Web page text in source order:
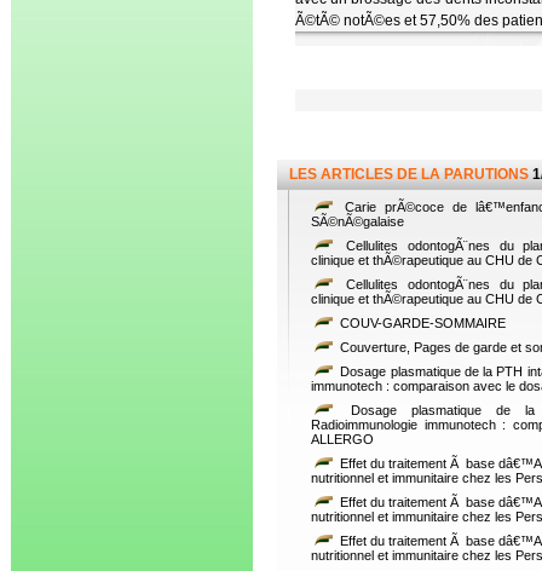
Ã©tÃ© notÃ©es et 57,50% des
LES ARTICLES DE LA PARUTIONS
Carie prÃ©coce de
SÃ©nÃ©galaise
Cellulites odontogÃ¨nes du
clinique et thÃ©rapeutique au CHU de
Cellulites odontogÃ¨nes du
clinique et thÃ©rapeutique au CHU de
COUV-GARDE-SOMMAIRE
Couverture, Pages de garde et
Dosage plasmatique de la PTH
immunotech : comparaison avec le
Dosage plasmatique de
Radioimmunologie immunotech :
ALLERGO
Effet du traitement Ã base
nutritionnel et immunitaire chez les
Effet du traitement Ã base
nutritionnel et immunitaire chez les
Effet du traitement Ã base
nutritionnel et immunitaire chez les